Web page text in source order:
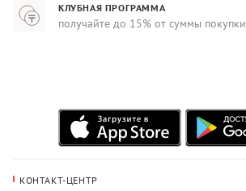
КЛУБНАЯ ПРОГРАММА
получайте до 15% от суммы покупки
КОНТАКТ-ЦЕНТР